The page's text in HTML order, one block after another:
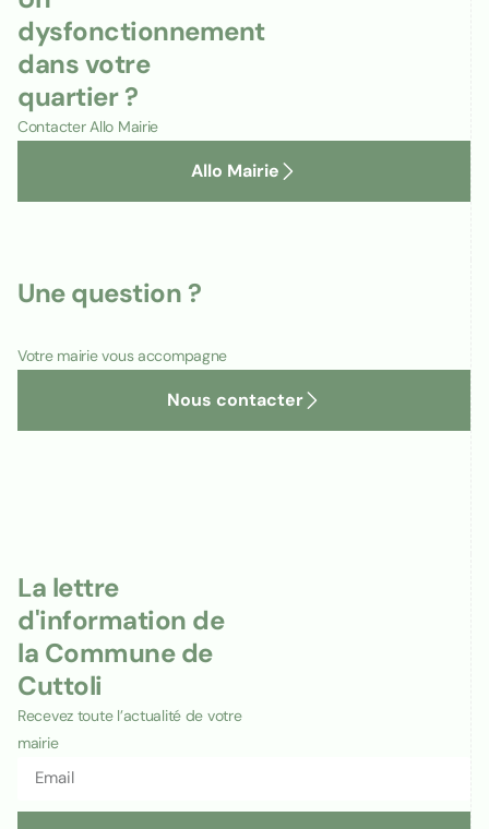
dysfonctionnement
dans votre
quartier ?
Contacter Allo Mairie
Allo Mairie
Une question ?
Votre mairie vous accompagne
Nous contacter
La lettre
d'information de
la Commune de
Cuttoli
Recevez toute l’actualité de votre
mairie